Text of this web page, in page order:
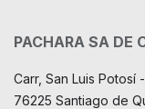
PACHARA SA DE
Carr, San Luis Potosí
76225 Santiago de